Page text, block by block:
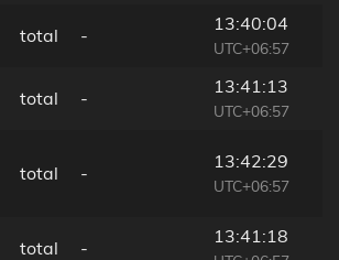
total -
13:40:04
UTC+06:57
total -
13:41:13
UTC+06:57
total -
13:42:29
UTC+06:57
total -
13:41:18